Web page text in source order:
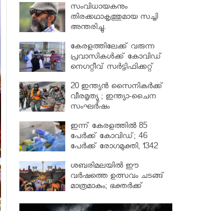
സംവിധായകനും
തിരക്കഥാകൃത്തുമായ സച്ചി
അന്തരിച്ചു.
കേരളത്തിലേക്ക് വരുന്ന
പ്രവാസികള്‍ക്ക് കോവിഡ്
നെഗറ്റീവ് സര്‍ട്ടിഫിക്കറ്റ്
20 ഇന്ത്യൻ സൈനികർക്ക്
വീരമൃത്യു ; ഇന്ത്യാ-ചൈന
സംഘർഷം
ഇന്ന് കേരളത്തിൽ 85
പേർക്ക് കോവിഡ്; 46
പേർക്ക് രോഗമുക്തി, 1342
ശബരിമലയില്‍ ഈ
വർഷത്തെ ഉത്സവം ചടങ്ങ്
മാത്രമാകും; ഭക്തർക്ക്